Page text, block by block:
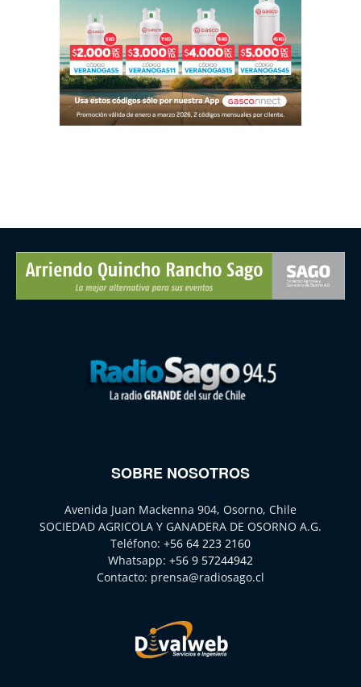
SOBRE NOSOTROS
Avenida Juan Mackenna 904, Osorno, Chile
SOCIEDAD AGRICOLA Y GANADERA DE OSORNO A.G.
Teléfono: +56 64 223 2160
Whatsapp: +56 9 57244942
Contacto: prensa@radiosago.cl